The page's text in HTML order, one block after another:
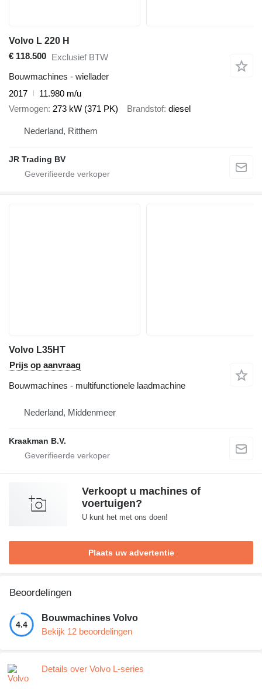
Volvo L 220 H
€ 118.500 Exclusief BTW
Bouwmachines - wiellader
2017
11.980 m/u
Vermogen 273 kW (371 PK) Brandstof diesel
Nederland, Ritthem
JR Trading BV
Volvo L35HT
Prijs op aanvraag
Bouwmachines - multifunctionele laadmachine
Nederland, Middenmeer
Kraakman B.V.
Verkoopt u machines of
voertuigen?
U kunt het met ons doen!
Plaats uw advertentie
Beoordelingen
4.4
Bouwmachines Volvo
Bekijk 12 beoordelingen
Details over Volvo L-series